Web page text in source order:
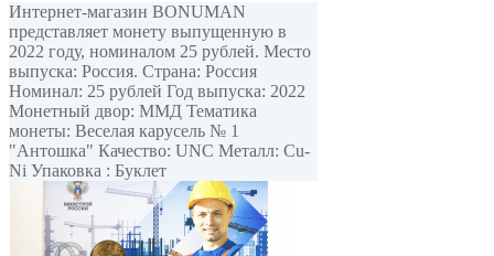
Интернет-магазин BONUMAN
представляет монету выпущенную в
2022 году, номиналом 25 рублей. Место
выпуска: Россия. Страна: Россия
Номинал: 25 рублей Год выпуска: 2022
Монетный двор: ММД Тематика
монеты: Веселая карусель № 1
"Антошка" Качество: UNC Металл: Cu-
Ni Упаковка : Буклет